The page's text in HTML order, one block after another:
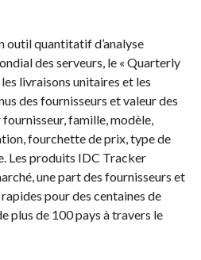
outil quantitatif d’analyse
des serveurs, le « Quarterly
livraisons unitaires et les
des fournisseurs et valeur des
famille, modèle,
fourchette de prix, type de
Les produits IDC Tracker
une part des fournisseurs et
pour des centaines de
plus de 100 pays à travers le